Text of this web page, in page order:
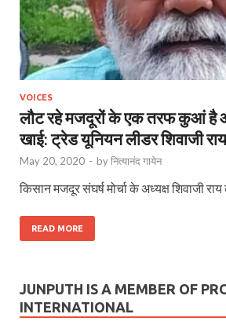
VOICES
लौट रहे मजदूरों के एक तरफ कुआं है
खाई: ट्रेड यूनियन लीडर शिवाजी
May 20, 2020 - byनित्यानंद गायेन
किसान मजदूर संघर्ष मोर्चा के अध्यक्ष शिवाजी राय
READ MORE
JUNPUTH IS A MEMBER OF
INTERNATIONAL